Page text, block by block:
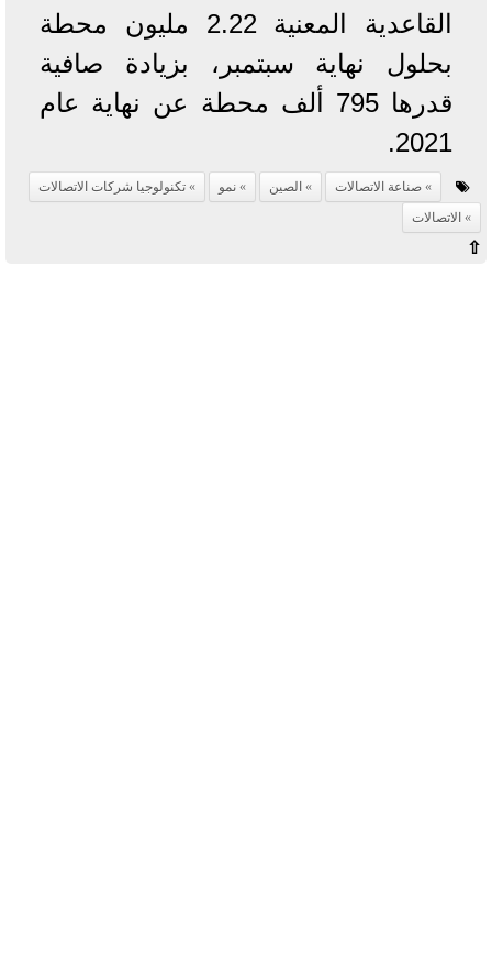
القاعدية المعنية 2.22 مليون محطة
بحلول نهاية سبتمبر، بزيادة صافية
قدرها 795 ألف محطة عن نهاية عام
2021.
صناعة الاتصالات الصين نمو
تكنولوجيا شركات الاتصالات
الاتصالات
⇧